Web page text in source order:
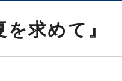
求めて』